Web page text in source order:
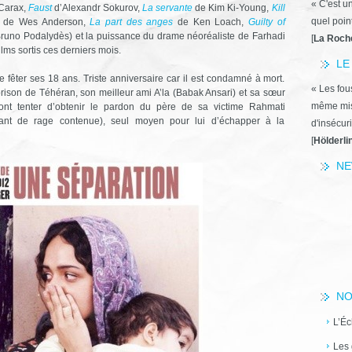
« C'est
quel
[La
« Les
même
[
Les
Faustd’Alexandr Sokurov,La servante de Kim Ki-Young, Kill
Wes Anderson,La part des anges de Ken Loach, Guilty of
Podalydès) et la puissance du drame néoréaliste de Farhadi
sortis ces derniers mois.
fêter ses 18 ans. Triste anniversaire car il est condamné à mort.
de Téhéran, son meilleur ami A’la (Babak Ansari) et sa sœur
tenter d’obtenir le pardon du père de sa victime Rahmati
de rage contenue), seul moyen pour lui d’échapper à la